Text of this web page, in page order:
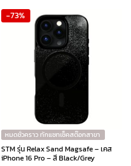
1,790 ฿.490 ฿.
-73%
หมดชั่วคราว ทักแชทเช็คสต๊อกสาขา
STM รุ่น Relax Sand Magsafe – เคส
iPhone 16 Pro – สี Black/Grey